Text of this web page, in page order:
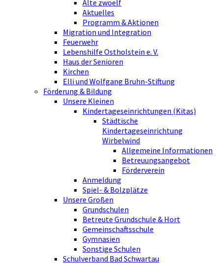
Alte zwoelf
Aktuelles
Programm & Aktionen
Migration und Integration
Feuerwehr
Lebenshilfe Ostholstein e. V.
Haus der Senioren
Kirchen
Elli und Wolfgang Bruhn-Stiftung
Förderung & Bildung
Unsere Kleinen
Kindertageseinrichtungen (Kitas)
Städtische
Kindertageseinrichtung
Wirbelwind
Allgemeine Informationen
Betreuungsangebot
Förderverein
Anmeldung
Spiel- & Bolzplätze
Unsere Großen
Grundschulen
Betreute Grundschule & Hort
Gemeinschaftsschule
Gymnasien
Sonstige Schulen
Schulverband Bad Schwartau